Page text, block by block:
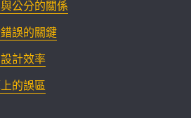
公分的關係
誤的關鍵
計效率
的誤區